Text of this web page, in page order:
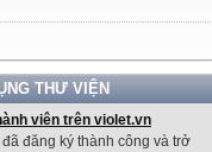
THƯ VIỆN
viên trên violet.vn
đăng ký thành công và trở